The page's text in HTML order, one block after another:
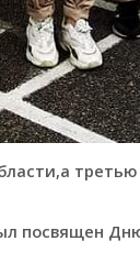
посвящен